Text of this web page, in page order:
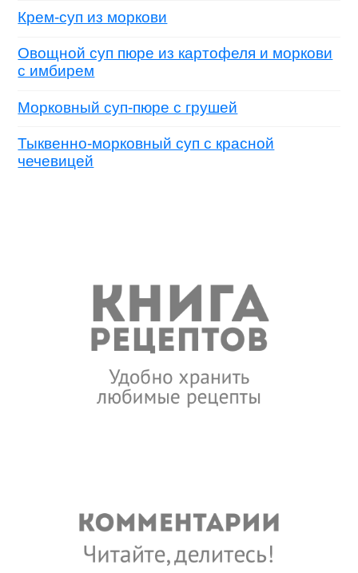
Крем-суп из моркови
Овощной суп пюре из картофеля и моркови
с имбирем
Морковный суп-пюре с грушей
Тыквенно-морковный суп с красной
чечевицей